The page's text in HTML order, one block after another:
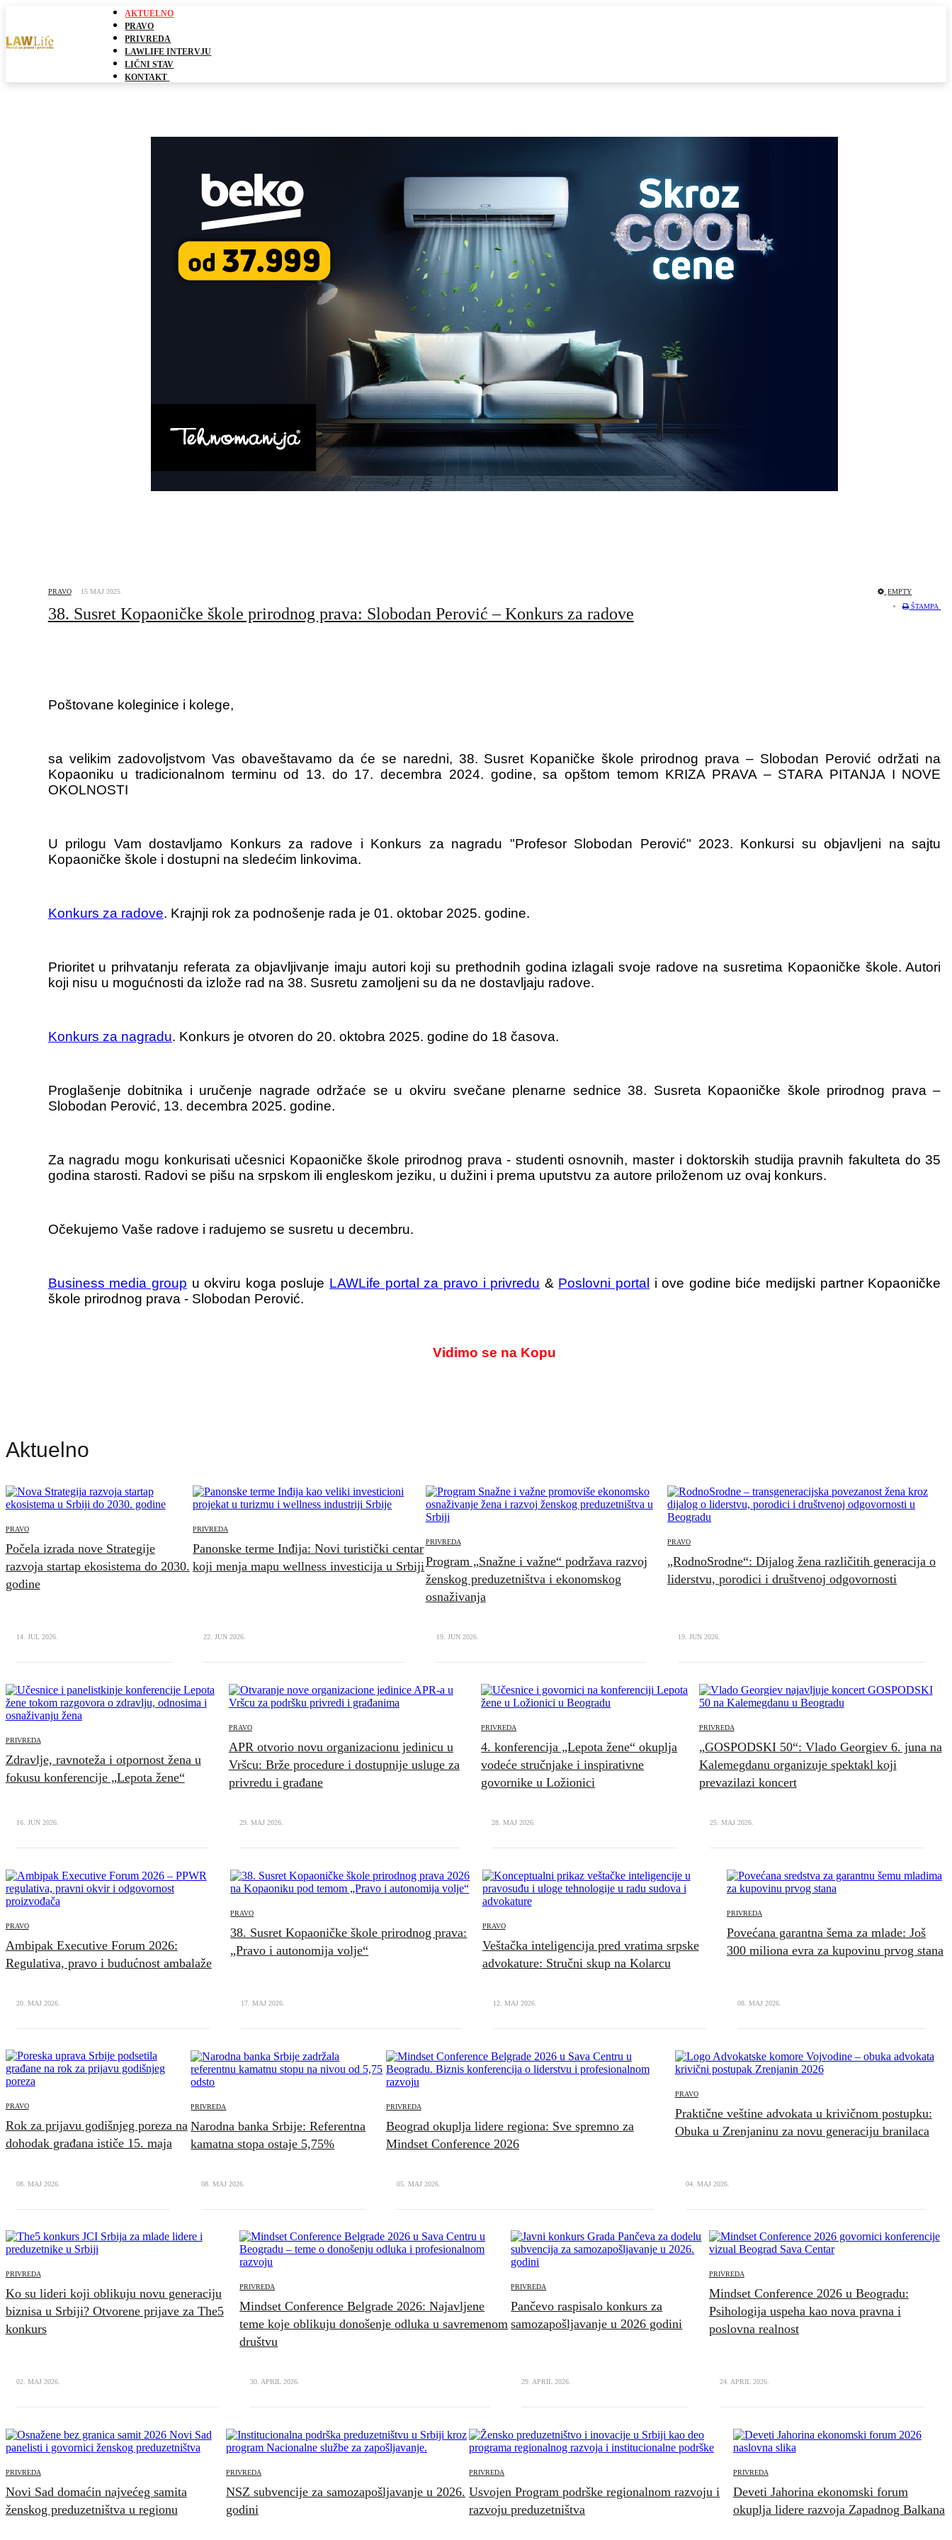
AKTUELNO
PRAVO
PRIVREDA
LAWLIFE INTERVJU
LIČNI STAV
KONTAKT
EMPTY
ŠTAMPA
PRAVO 15 MAJ 2025
38. Susret Kopaoničke škole prirodnog prava: Slobodan Perović – Konkurs za radove
Poštovane koleginice i kolege,
sa velikim zadovoljstvom Vas obaveštavamo da će se naredni, 38. Susret Kopaničke škole prirodnog prava – Slobodan Perović održati na
Kopaoniku u tradicionalnom terminu od 13. do 17. decembra 2024. godine, sa opštom temom KRIZA PRAVA – STARA PITANJA I NOVE
OKOLNOSTI
U prilogu Vam dostavljamo Konkurs za radove i Konkurs za nagradu "Profesor Slobodan Perović" 2023. Konkursi su objavljeni na sajtu
Kopaoničke škole i dostupni na sledećim linkovima.
Konkurs za radove. Krajnji rok za podnošenje rada je 01. oktobar 2025. godine.
Prioritet u prihvatanju referata za objavljivanje imaju autori koji su prethodnih godina izlagali svoje radove na susretima Kopaoničke škole. Autori
koji nisu u mogućnosti da izlože rad na 38. Susretu zamoljeni su da ne dostavljaju radove.
Konkurs za nagradu. Konkurs je otvoren do 20. oktobra 2025. godine do 18 časova.
Proglašenje dobitnika i uručenje nagrade održaće se u okviru svečane plenarne sednice 38. Susreta Kopaoničke škole prirodnog prava –
Slobodan Perović, 13. decembra 2025. godine.
Za nagradu mogu konkurisati učesnici Kopaoničke škole prirodnog prava - studenti osnovnih, master i doktorskih studija pravnih fakulteta do 35
godina starosti. Radovi se pišu na srpskom ili engleskom jeziku, u dužini i prema uputstvu za autore priloženom uz ovaj konkurs.
Očekujemo Vaše radove i radujemo se susretu u decembru.
Business media group u okviru koga posluje LAWLife portal za pravo i privredu & Poslovni portal i ove godine biće medijski partner Kopaoničke
škole prirodnog prava - Slobodan Perović.
Vidimo se na Kopu
Aktuelno
PRAVO
Počela izrada nove Strategije
razvoja startap ekosistema do 2030.
godine
14. JUL 2026.
PRIVREDA
Panonske terme Inđija: Novi turistički centar
koji menja mapu wellness investicija u Srbiji
22. JUN 2026.
PRIVREDA
Program „Snažne i važne“ podržava razvoj
ženskog preduzetništva i ekonomskog
osnaživanja
19. JUN 2026.
PRAVO
„RodnoSrodne“: Dijalog žena različitih generacija o
liderstvu, porodici i društvenoj odgovornosti
19. JUN 2026.
PRIVREDA
Zdravlje, ravnoteža i otpornost žena u
fokusu konferencije „Lepota žene“
16. JUN 2026.
PRAVO
APR otvorio novu organizacionu jedinicu u
Vršcu: Brže procedure i dostupnije usluge za
privredu i građane
29. MAJ 2026.
PRIVREDA
4. konferencija „Lepota žene“ okuplja
vodeće stručnjake i inspirativne
govornike u Ložionici
28. MAJ 2026.
PRIVREDA
„GOSPODSKI 50“: Vlado Georgiev 6. juna na
Kalemegdanu organizuje spektakl koji
prevazilazi koncert
25. MAJ 2026.
PRAVO
Ambipak Executive Forum 2026:
Regulativa, pravo i budućnost ambalaže
20. MAJ 2026.
PRAVO
38. Susret Kopaoničke škole prirodnog prava:
„Pravo i autonomija volje“
17. MAJ 2026.
PRAVO
Veštačka inteligencija pred vratima srpske
advokature: Stručni skup na Kolarcu
12. MAJ 2026.
PRIVREDA
Povećana garantna šema za mlade: Još
300 miliona evra za kupovinu prvog stana
08. MAJ 2026.
PRAVO
Rok za prijavu godišnjeg poreza na
dohodak građana ističe 15. maja
08. MAJ 2026.
PRIVREDA
Narodna banka Srbije: Referentna
kamatna stopa ostaje 5,75%
08. MAJ 2026.
PRIVREDA
Beograd okuplja lidere regiona: Sve spremno za
Mindset Conference 2026
05. MAJ 2026.
PRAVO
Praktične veštine advokata u krivičnom postupku:
Obuka u Zrenjaninu za novu generaciju branilaca
04. MAJ 2026.
PRIVREDA
Ko su lideri koji oblikuju novu generaciju
biznisa u Srbiji? Otvorene prijave za The5
konkurs
02. MAJ 2026.
PRIVREDA
Mindset Conference Belgrade 2026: Najavljene
teme koje oblikuju donošenje odluka u savremenom
društvu
30. APRIL 2026.
PRIVREDA
Pančevo raspisalo konkurs za
samozapošljavanje u 2026 godini
29. APRIL 2026.
PRIVREDA
Mindset Conference 2026 u Beogradu:
Psihologija uspeha kao nova pravna i
poslovna realnost
24. APRIL 2026.
PRIVREDA
Novi Sad domaćin najvećeg samita
ženskog preduzetništva u regionu
PRIVREDA
NSZ subvencije za samozapošljavanje u 2026.
godini
PRIVREDA
Usvojen Program podrške regionalnom razvoju i
razvoju preduzetništva
PRIVREDA
Deveti Jahorina ekonomski forum
okuplja lidere razvoja Zapadnog Balkana